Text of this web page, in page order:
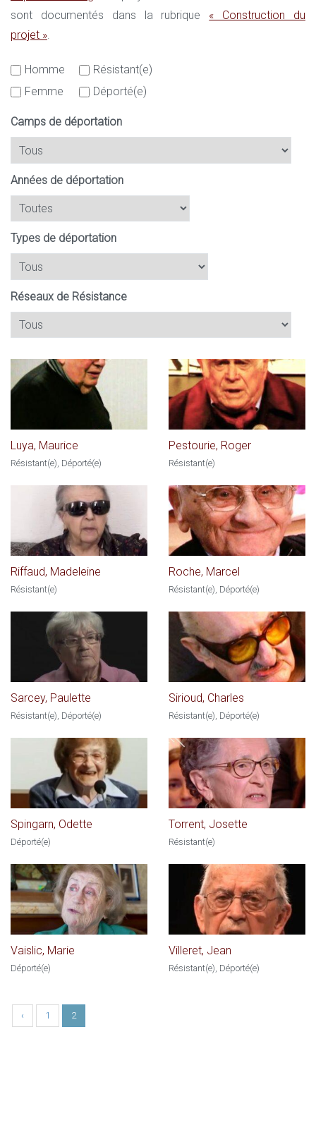
sont documentés dans la rubrique « Construction du
projet ».
Homme
Femme
Résistant(e)
Déporté(e)
Camps de déportation
Années de déportation
Types de déportation
Réseaux de Résistance
Luya, Maurice
Résistant(e), Déporté(e)
Pestourie, Roger
Résistant(e)
Riffaud, Madeleine
Résistant(e)
Roche, Marcel
Résistant(e), Déporté(e)
Sarcey, Paulette
Résistant(e), Déporté(e)
Sirioud, Charles
Résistant(e), Déporté(e)
Spingarn, Odette
Déporté(e)
Torrent, Josette
Résistant(e)
Vaislic, Marie
Déporté(e)
Villeret, Jean
Résistant(e), Déporté(e)
‹ 1 2